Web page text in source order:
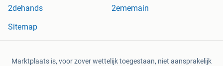
2dehands
2ememain
Sitemap
Marktplaats is, voor zover wettelijk toegestaan, niet aansprakelijk